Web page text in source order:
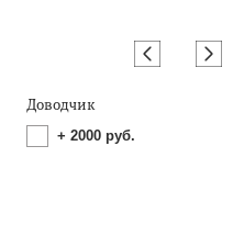
Доводчик
+ 2000 руб.